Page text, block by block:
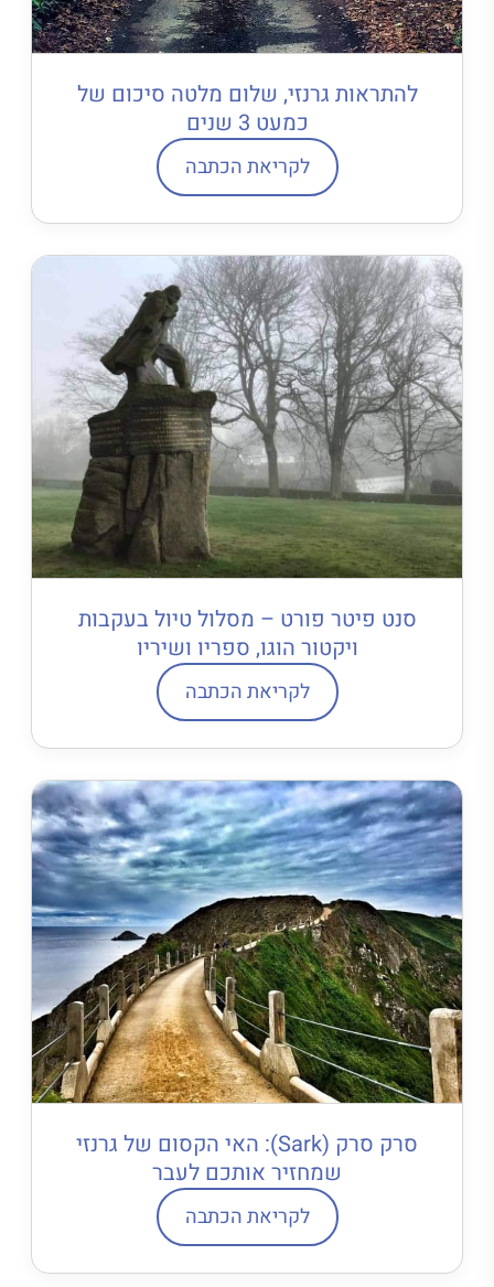
להתראות גרנזי, שלום מלטה סיכום של
כמעט 3 שנים
לקריאת הכתבה
סנט פיטר פורט – מסלול טיול בעקבות
ויקטור הוגו, ספריו ושיריו
לקריאת הכתבה
סרק סרק (Sark): האי הקסום של גרנזי
שמחזיר אותכם לעבר
לקריאת הכתבה